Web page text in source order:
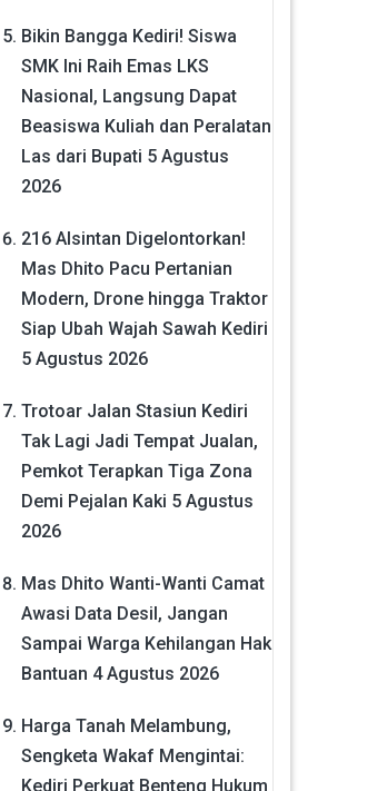
Bikin Bangga Kediri! Siswa
SMK Ini Raih Emas LKS
Nasional, Langsung Dapat
Beasiswa Kuliah dan Peralatan
Las dari Bupati 5 Agustus
2026
216 Alsintan Digelontorkan!
Mas Dhito Pacu Pertanian
Modern, Drone hingga Traktor
Siap Ubah Wajah Sawah Kediri
5 Agustus 2026
Trotoar Jalan Stasiun Kediri
Tak Lagi Jadi Tempat Jualan,
Pemkot Terapkan Tiga Zona
Demi Pejalan Kaki 5 Agustus
2026
Mas Dhito Wanti-Wanti Camat
Awasi Data Desil, Jangan
Sampai Warga Kehilangan Hak
Bantuan 4 Agustus 2026
Harga Tanah Melambung,
Sengketa Wakaf Mengintai:
Kediri Perkuat Benteng Hukum